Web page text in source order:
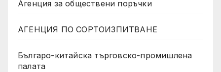
Агенция за обществени поръчки
АГЕНЦИЯ ПО СОРТОИЗПИТВАНЕ
Българо-китайска търговско-промишлена
палата